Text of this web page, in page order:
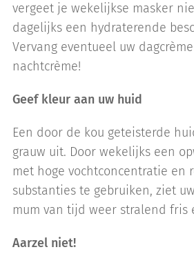
vergeet je wekelijkse masker
dagelijks een hydraterende
Vervang eventueel uw
nachtcrème!
Geef kleur aan uw huid
Een door de kou geteisterde
grauw uit. Door wekelijks een
met hoge vochtconcentratie en
substanties te gebruiken, ziet
mum van tijd weer stralend fris
Aarzel niet!